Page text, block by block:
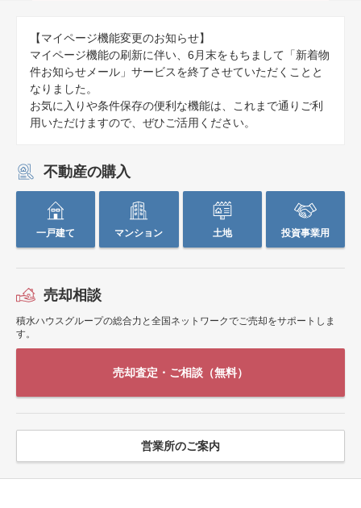
【マイページ機能変更のお知らせ】
マイページ機能の刷新に伴い、6月末をもちまして「新着物
件お知らせメール」サービスを終了させていただくことと
なりました。
お気に入りや条件保存の便利な機能は、これまで通りご利
用いただけますので、ぜひご活用ください。
不動産の購入
一戸建て マンション 土地 投資事業用
売却相談
積水ハウスグループの総合力と全国ネットワークでご売却をサポートしま
す。
売却査定・ご相談（無料）
営業所のご案内